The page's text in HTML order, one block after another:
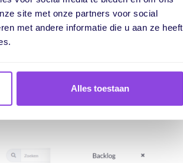
site met onze partners voor social
met andere informatie die u aan ze heeft
Alles toestaan
een kraanwagen? Maak je